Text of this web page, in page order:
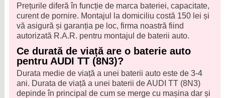
Prețurile diferă în funcție de marca bateriei, capacitate,
curent de pornire. Montajul la domiciliu costă 150 lei și
vă asigură și garanția pe loc, firma noastră fiind
autorizată R.A.R. pentru montajul de baterii auto.
Ce durată de viață are o baterie auto
pentru AUDI TT (8N3)?
Durata medie de viață a unei baterii auto este de 3-4
ani. Durata de viață a unei baterii de AUDI TT (8N3)
depinde în principal de cum se merge cu mașina dar și